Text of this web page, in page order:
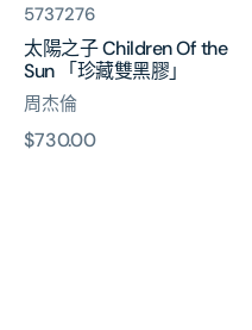
藏
雙
黑
膠」
貨
號:
5737276
太陽之子 Children Of the
Sun 「珍藏雙黑膠」
周杰倫
原
$730.00